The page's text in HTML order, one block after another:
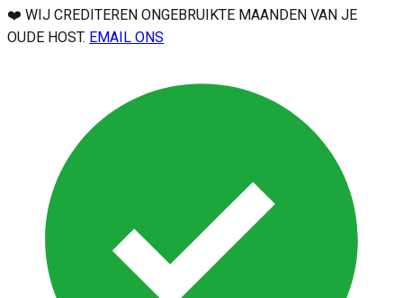
❤️ WIJ CREDITEREN ONGEBRUIKTE MAANDEN VAN JE
OUDE HOST. EMAIL ONS